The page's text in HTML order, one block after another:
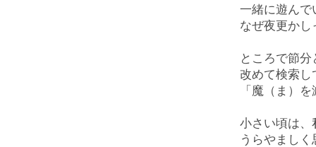
一緒に遊んで
なぜ夜更か
ところで節
改めて検索し
「魔（ま）
小さい頃は、
うらやまし